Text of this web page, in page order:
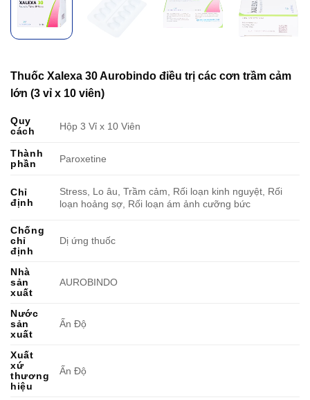
Thuốc Xalexa 30 Aurobindo điều trị các cơn trầm cảm
lớn (3 vỉ x 10 viên)
Quy
cách
Hộp 3 Vỉ x 10 Viên
Thành
phần
Paroxetine
Chỉ
định
Stress, Lo âu, Trầm cảm, Rối loạn kinh nguyệt, Rối
loạn hoảng sợ, Rối loạn ám ảnh cưỡng bức
Chống
chỉ
định
Dị ứng thuốc
Nhà
sản
xuất
AUROBINDO
Nước
sản
xuất
Ấn Độ
Xuất
xứ
thương
hiệu
Ấn Độ